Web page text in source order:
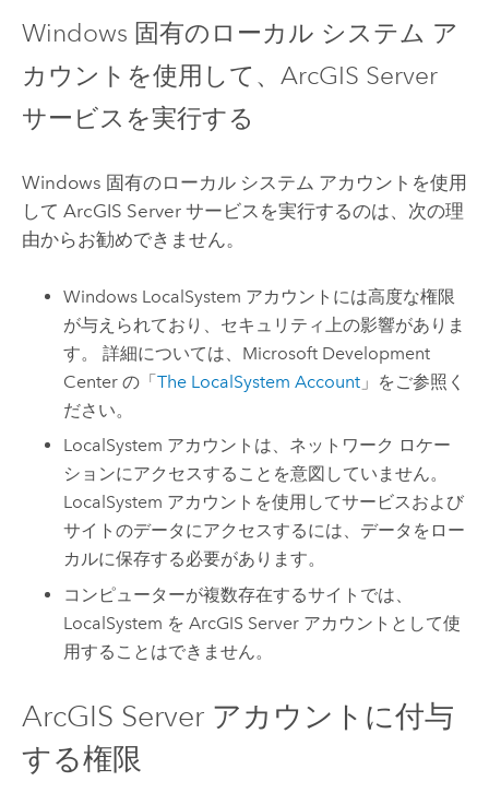
Windows 固有のローカル システム ア
カウントを使用して、 ArcGIS Server
サービスを実行する
Windows 固有のローカル システム アカウントを使用
して ArcGIS Serverサービスを実行するのは、次の理
由からお勧めできません。
Windows LocalSystem アカウントには高度な権限
が与えられており、セキュリティ上の影響がありま
す。 詳細については、 Microsoft Development
Center の「The LocalSystem Account 」をご参照く
ださい。
LocalSystem アカウントは、ネットワーク ロケー
ションにアクセスすることを意図していません。
LocalSystem アカウントを使用してサービスおよび
サイトのデータにアクセスするには、データをロー
カルに保存する必要があります。
コンピューターが複数存在するサイトでは、
LocalSystem をArcGIS Server アカウントとして使
用することはできません。
ArcGIS Serverアカウントに付与
する権限